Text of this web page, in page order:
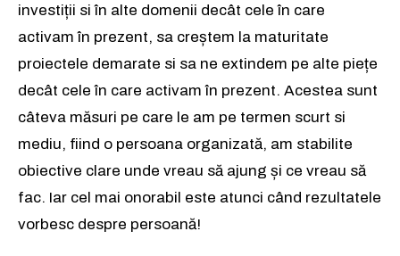
investiții si în alte domenii decât cele în care
activam în prezent, sa creștem la maturitate
proiectele demarate si sa ne extindem pe alte piețe
decât cele în care activam în prezent. Acestea sunt
câteva măsuri pe care le am pe termen scurt si
mediu, fiind o persoana organizată, am stabilite
obiective clare unde vreau să ajung și ce vreau să
fac. Iar cel mai onorabil este atunci când rezultatele
vorbesc despre persoană!